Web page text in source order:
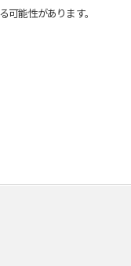
能性があります。